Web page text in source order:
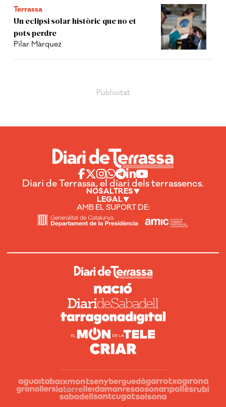
Terrassa
Un eclipsi solar històric que no et
pots perdre
Pilar Màrquez
Diari de Terrassa, el diari dels terrassencs.
NOSALTRES
LEGAL
AMB EL SUPORT DE: